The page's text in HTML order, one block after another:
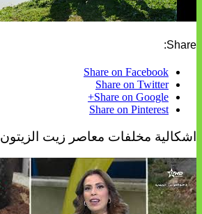
Share:
Share on Facebook
Share on Twitter
Share on Google+
Share on Pinterest
اشكالية مخلفات معاصر زيت الزيتون